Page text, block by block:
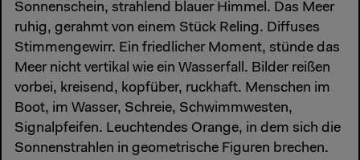
Sonnenschein, strahlend blauer Himmel. Das Meer
ruhig, gerahmt von einem Stück Reling. Diffuses
Stimmengewirr. Ein friedlicher Moment, stünde das
Meer nicht vertikal wie ein Wasserfall. Bilder reißen
vorbei, kreisend, kopfüber, ruckhaft. Menschen im
Boot, im Wasser, Schreie, Schwimmwesten,
Signalpfeifen. Leuchtendes Orange, in dem sich die
Sonnenstrahlen in geometrische Figuren brechen.